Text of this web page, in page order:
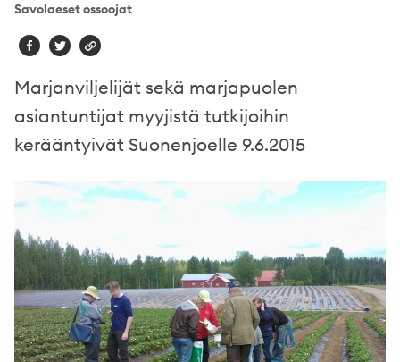
Savolaeset ossoojat
Marjanviljelijät sekä marjapuolen
asiantuntijat myyjistä tutkijoihin
kerääntyivät Suonenjoelle 9.6.2015